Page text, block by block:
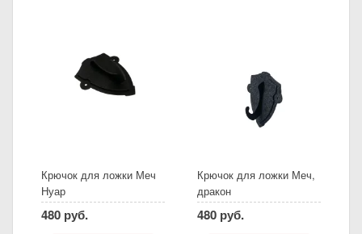
Крючок для ложки Меч
Нуар
480 руб.
Крючок для ложки Меч,
дракон
480 руб.